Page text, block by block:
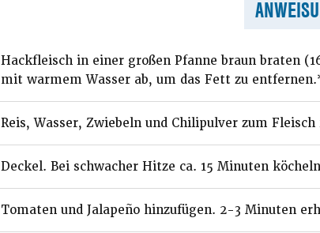
Hackfleisch in einer großen Pfanne braun braten
mit warmem Wasser ab, um das Fett zu
Reis, Wasser, Zwiebeln und Chilipulver zum
Deckel. Bei schwacher Hitze ca. 15 Minuten
Tomaten und Jalapeño hinzufügen. 2-3 Minuten